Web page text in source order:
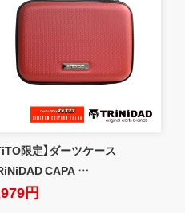
限定】ダーツケース
CAPA …
円